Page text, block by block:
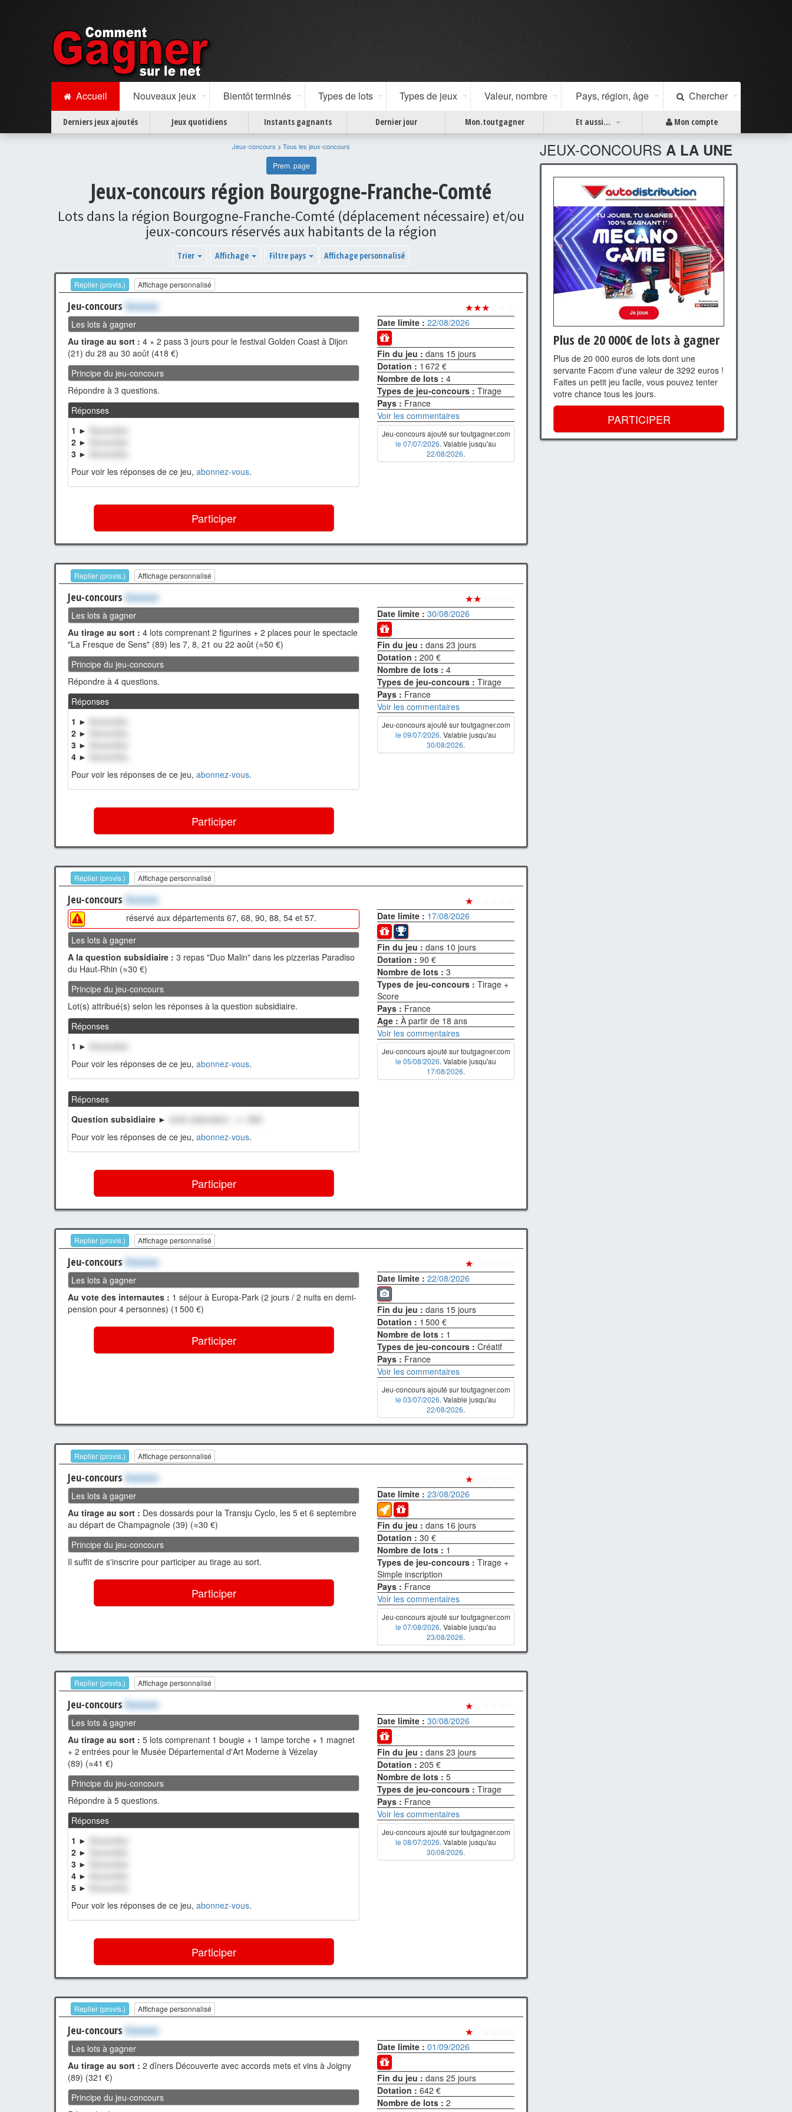
Accueil Nouveaux jeux Bientôt terminés Types de lots Types de jeux Valeur, nombre Pays, région, âge Chercher
Derniers jeux ajoutés Jeux quotidiens Instants gagnants Dernier jour Mon.toutgagner Et aussi... Mon compte
JEUX-CONCOURS A LA UNE
Plus de 20 000€ de lots à gagner
Plus de 20 000 euros de lots dont une
servante Facom d'une valeur de 3292 euros !
Faites un petit jeu facile, vous pouvez tenter
votre chance tous les jours.
PARTICIPER
Jeux-concours > Tous les jeux-concours
Prem. page
Jeux-concours région Bourgogne-Franche-Comté
Lots dans la région Bourgogne-Franche-Comté (déplacement nécessaire) et/ou
jeux-concours réservés aux habitants de la région
Trier Affichage Filtre pays Affichage personnalisé
Replier (provis.) Affichage personnalisé
Jeu-concours Xxxxxxx ★★★
Les lots à gagner
Au tirage au sort : 4 × 2 pass 3 jours pour le festival Golden Coast à Dijon
(21) du 28 au 30 août (418 €)
Principe du jeu-concours
Répondre à 3 questions.
Réponses
1 ►
2 ►
3 ►
Pour voir les réponses de ce jeu, abonnez-vous.
Participer
Date limite :22/08/2026
Fin du jeu :dans 15 jours
Dotation : 1 672 €
Nombre de lots :4
Types de jeu-concours :Tirage
Pays : France
Voir les commentaires
Jeu-concours ajouté sur toutgagner.com
le 07/07/2026. Valable jusqu'au
22/08/2026.
Replier (provis.) Affichage personnalisé
Jeu-concours Xxxxxxx ★★
Les lots à gagner
Au tirage au sort : 4 lots comprenant 2 figurines + 2 places pour le spectacle
"La Fresque de Sens" (89) les 7, 8, 21 ou 22 août (≈50 €)
Principe du jeu-concours
Répondre à 4 questions.
Réponses
1 ►
XxxxxxXxx
2 ►
3 ►
4 ►
Pour voir les réponses de ce jeu, abonnez-vous.
Participer
Date limite :30/08/2026
Fin du jeu :dans 23 jours
Dotation :200 €
Nombre de lots :4
Types de jeu-concours :Tirage
Pays : France
Voir les commentaires
Jeu-concours ajouté sur toutgagner.com
le 09/07/2026. Valable jusqu'au
30/08/2026.
Replier (provis.) Affichage personnalisé
Jeu-concours Xxxxxxx ★
réservé aux départements 67, 68, 90, 88, 54 et 57.
Les lots à gagner
A la question subsidiaire : 3 repas "Duo Malin" dans les pizzerias Paradiso
du Haut-Rhin (≈30 €)
Principe du jeu-concours
Lot(s) attribué(s) selon les réponses à la question subsidiaire.
Réponses
1 ►
XxxxxxXxx
Pour voir les réponses de ce jeu, abonnez-vous.
Réponses
Question subsidiaire ►
notre estimation : +/- 800
Pour voir les réponses de ce jeu, abonnez-vous.
Participer
Date limite : 17/08/2026
Fin du jeu :dans 10 jours
Dotation :90 €
Nombre de lots :3
Types de jeu-concours :Tirage +
Score
Pays : France
Age :À partir de 18 ans
Voir les commentaires
Jeu-concours ajouté sur toutgagner.com
le 05/08/2026. Valable jusqu'au
17/08/2026.
Replier (provis.) Affichage personnalisé
Jeu-concours Xxxxxxx ★
Les lots à gagner
Au vote des internautes : 1 séjour à Europa-Park (2 jours / 2 nuits en demi-
pension pour 4 personnes) (1 500 €)
Participer
Date limite :22/08/2026
Fin du jeu :dans 15 jours
Dotation : 1 500 €
Nombre de lots : 1
Types de jeu-concours :Créatif
Pays : France
Voir les commentaires
Jeu-concours ajouté sur toutgagner.com
le 03/07/2026. Valable jusqu'au
22/08/2026.
Replier (provis.) Affichage personnalisé
Jeu-concours Xxxxxxx ★
Les lots à gagner
Au tirage au sort : Des dossards pour la Transju Cyclo, les 5 et 6 septembre
au départ de Champagnole (39) (≈30 €)
Principe du jeu-concours
Il suffit de s'inscrire pour participer au tirage au sort.
Participer
Date limite :23/08/2026
Fin du jeu :dans 16 jours
Dotation :30 €
Nombre de lots : 1
Types de jeu-concours :Tirage +
Simple inscription
Pays : France
Voir les commentaires
Jeu-concours ajouté sur toutgagner.com
le 07/08/2026. Valable jusqu'au
23/08/2026.
Replier (provis.) Affichage personnalisé
Jeu-concours Xxxxxxx ★
Les lots à gagner
Au tirage au sort : 5 lots comprenant 1 bougie + 1 lampe torche + 1 magnet
+ 2 entrées pour le Musée Départemental d'Art Moderne à Vézelay
(89) (≈41 €)
Principe du jeu-concours
Répondre à 5 questions.
Réponses
1 ►
XxxxxxXxx
2 ►
3 ►
4 ►
5 ►
Pour voir les réponses de ce jeu, abonnez-vous.
Participer
Date limite :30/08/2026
Fin du jeu :dans 23 jours
Dotation :205 €
Nombre de lots :5
Types de jeu-concours :Tirage
Pays : France
Voir les commentaires
Jeu-concours ajouté sur toutgagner.com
le 08/07/2026. Valable jusqu'au
30/08/2026.
Replier (provis.) Affichage personnalisé
Jeu-concours Xxxxxxx ★
Les lots à gagner
Au tirage au sort : 2 dîners Découverte avec accords mets et vins à Joigny
(89) (321 €)
Principe du jeu-concours
Date limite :01/09/2026
Fin du jeu :dans 25 jours
Dotation :642 €
Nombre de lots :2